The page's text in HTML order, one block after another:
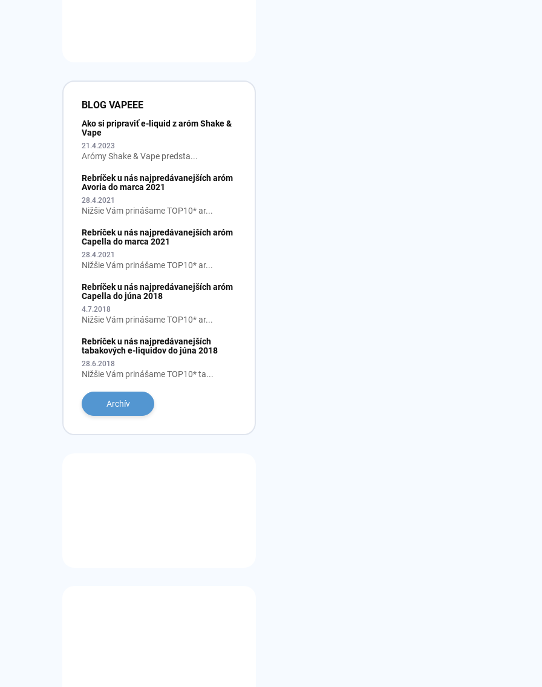
BLOG VAPEEE
Ako si pripraviť e-liquid z aróm Shake &
Vape
21.4.2023
Arómy Shake & Vape predsta...
Rebríček u nás najpredávanejších aróm
Avoria do marca 2021
28.4.2021
Nižšie Vám prinášame TOP10* ar...
Rebríček u nás najpredávanejších aróm
Capella do marca 2021
28.4.2021
Nižšie Vám prinášame TOP10* ar...
Rebríček u nás najpredávanejších aróm
Capella do júna 2018
4.7.2018
Nižšie Vám prinášame TOP10* ar...
Rebríček u nás najpredávanejších
tabakových e-liquidov do júna 2018
28.6.2018
Nižšie Vám prinášame TOP10* ta...
Archív